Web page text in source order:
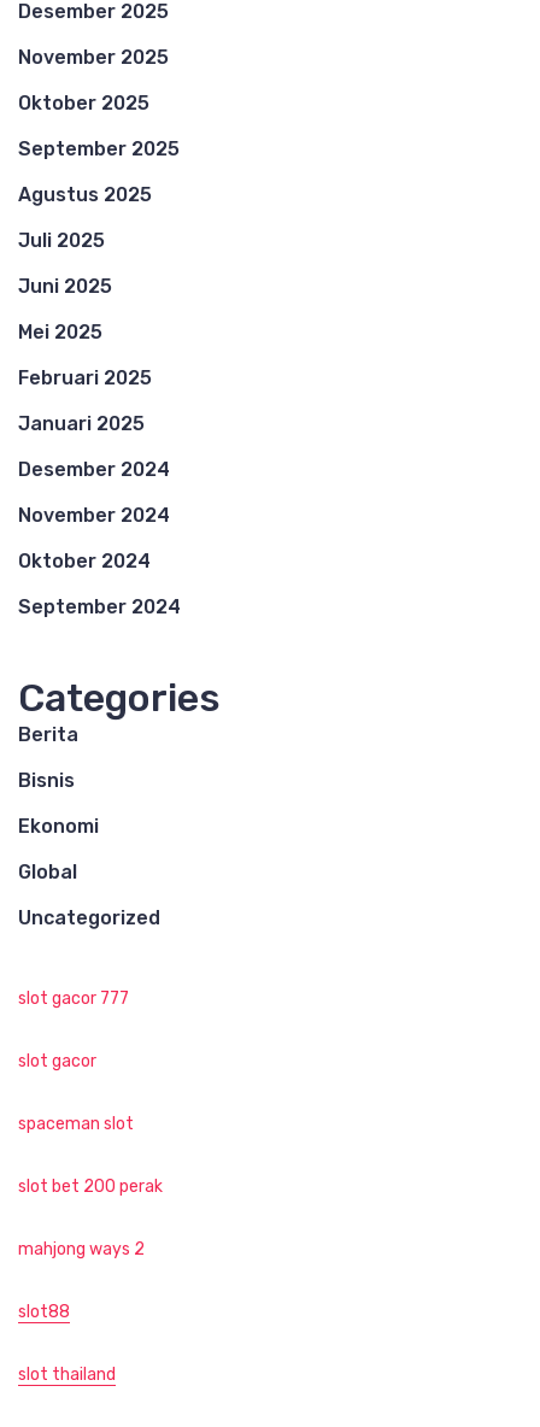
Desember 2025
November 2025
Oktober 2025
September 2025
Agustus 2025
Juli 2025
Juni 2025
Mei 2025
Februari 2025
Januari 2025
Desember 2024
November 2024
Oktober 2024
September 2024
Categories
Berita
Bisnis
Ekonomi
Global
Uncategorized
slot gacor 777
slot gacor
spaceman slot
slot bet 200 perak
mahjong ways 2
slot88
slot thailand